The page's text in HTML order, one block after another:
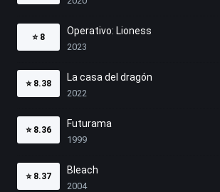
⭐ 8
Operativo: Lioness
2023
⭐ 8.38
La casa del dragón
2022
⭐ 8.36
Futurama
1999
⭐ 8.37
Bleach
2004